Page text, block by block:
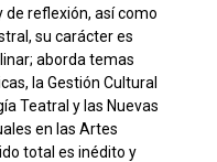
de reflexión, así como
su carácter es
aborda temas
la Gestión Cultural
Teatral y las Nuevas
en las Artes
total es inédito y